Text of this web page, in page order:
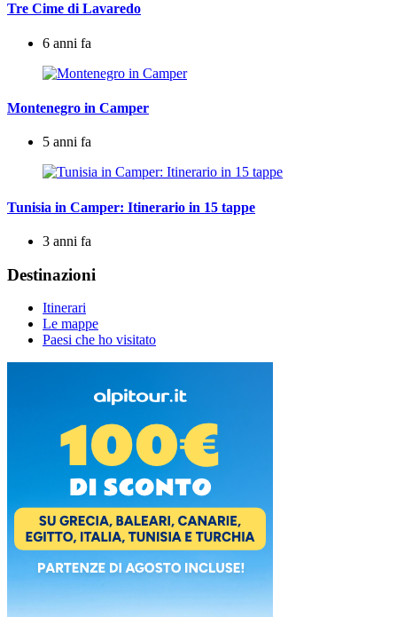
Tre Cime di Lavaredo
6 anni fa
Montenegro in Camper
5 anni fa
Tunisia in Camper: Itinerario in 15 tappe
3 anni fa
Destinazioni
Itinerari
Le mappe
Paesi che ho visitato